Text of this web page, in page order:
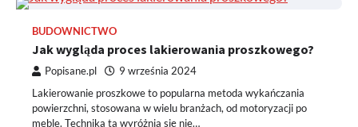
BUDOWNICTWO
Jak wygląda proces lakierowania proszkowego?
Popisane.pl 9 września 2024
Lakierowanie proszkowe to popularna metoda wykańczania
powierzchni, stosowana w wielu branżach, od motoryzacji po
meble. Technika ta wyróżnia się nie…